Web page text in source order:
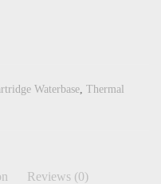
Waterbase, Thermal
Reviews (0)